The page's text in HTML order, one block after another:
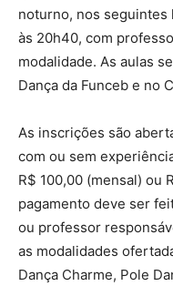
noturno, nos seguintes
às 20h40, com
modalidade. As aulas
Dança da Funceb e no
As inscrições são
com ou sem
R$ 100,00 (mensal) ou
pagamento deve ser
ou professor
as modalidades
Dança Charme, Pole